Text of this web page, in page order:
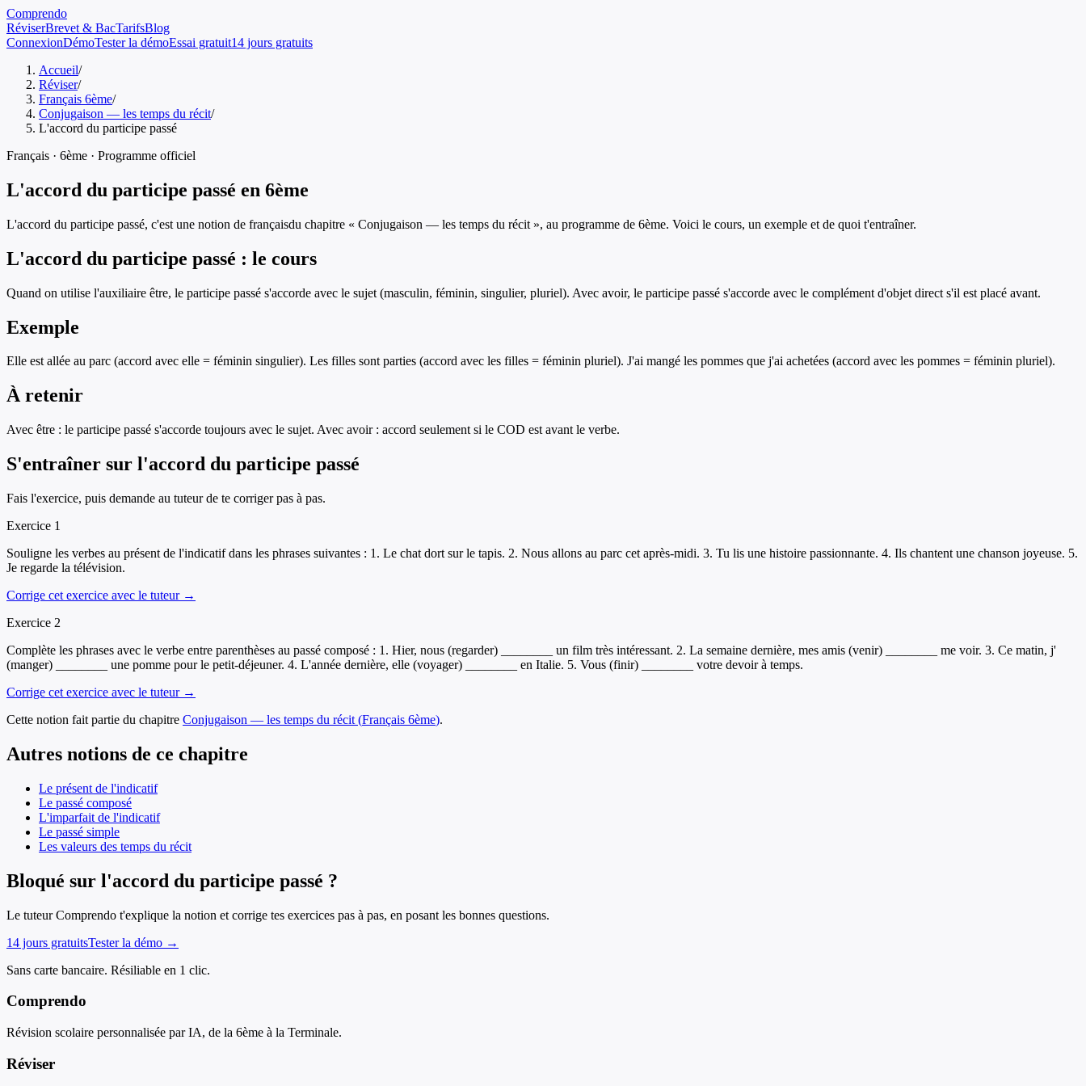
Comprendo
RéviserBrevet & BacTarifsBlog
ConnexionDémoTester la démoEssai gratuit14 jours gratuits
Accueil/
Réviser/
Français 6ème/
Conjugaison — les temps du récit/
L'accord du participe passé
Français · 6ème · Programme officiel
L'accord du participe passé en 6ème
L'accord du participe passé, c'est une notion de françaisdu chapitre « Conjugaison — les temps du récit », au programme de 6ème. Voici le cours, un exemple et de quoi t'entraîner.
L'accord du participe passé : le cours
Quand on utilise l'auxiliaire être, le participe passé s'accorde avec le sujet (masculin, féminin, singulier, pluriel). Avec avoir, le participe passé s'accorde avec le complément d'objet direct s'il est placé avant.
Exemple
Elle est allée au parc (accord avec elle = féminin singulier). Les filles sont parties (accord avec les filles = féminin pluriel). J'ai mangé les pommes que j'ai achetées (accord avec les pommes = féminin pluriel).
À retenir
Avec être : le participe passé s'accorde toujours avec le sujet. Avec avoir : accord seulement si le COD est avant le verbe.
S'entraîner sur l'accord du participe passé
Fais l'exercice, puis demande au tuteur de te corriger pas à pas.
Exercice 1
Souligne les verbes au présent de l'indicatif dans les phrases suivantes : 1. Le chat dort sur le tapis. 2. Nous allons au parc cet après-midi. 3. Tu lis une histoire passionnante. 4. Ils chantent une chanson joyeuse. 5.
Je regarde la télévision.
Corrige cet exercice avec le tuteur →
Exercice 2
Complète les phrases avec le verbe entre parenthèses au passé composé : 1. Hier, nous (regarder) ________ un film très intéressant. 2. La semaine dernière, mes amis (venir) ________ me voir. 3. Ce matin, j'
(manger) ________ une pomme pour le petit-déjeuner. 4. L'année dernière, elle (voyager) ________ en Italie. 5. Vous (finir) ________ votre devoir à temps.
Corrige cet exercice avec le tuteur →
Cette notion fait partie du chapitre Conjugaison — les temps du récit (Français 6ème).
Autres notions de ce chapitre
Le présent de l'indicatif
Le passé composé
L'imparfait de l'indicatif
Le passé simple
Les valeurs des temps du récit
Bloqué sur l'accord du participe passé ?
Le tuteur Comprendo t'explique la notion et corrige tes exercices pas à pas, en posant les bonnes questions.
14 jours gratuitsTester la démo →
Sans carte bancaire. Résiliable en 1 clic.
Comprendo
Révision scolaire personnalisée par IA, de la 6ème à la Terminale.
Réviser